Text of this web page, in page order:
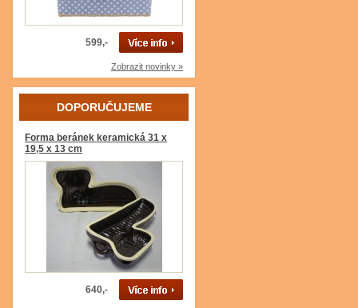
599,-
Zobrazit novinky »
DOPORUČUJEME
Forma beránek keramická 31 x
19,5 x 13 cm
640,-